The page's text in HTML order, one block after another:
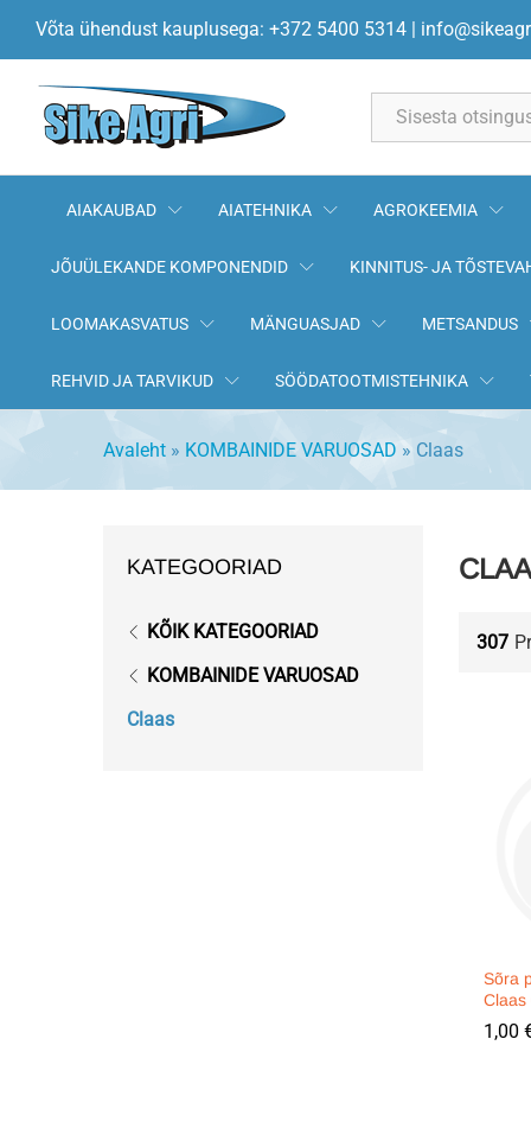
Võta ühendust kauplusega: +372 5400 5314 |
AIAKAUBAD AIATEHNIKA AGROKEEMIA
JÕUÜLEKANDE KOMPONENDID KINNITUS- JA
LOOMAKASVATUS MÄNGUASJAD METSANDUS
REHVID JA TARVIKUD SÖÖDATOOTMISTEHNIKA
Avaleht » KOMBAINIDE VARUOSAD » Claas
307
Sõra
Claas
1,00
1,00
KATEGOORIAD
KÕIK KATEGOORIAD
KOMBAINIDE VARUOSAD
Claas